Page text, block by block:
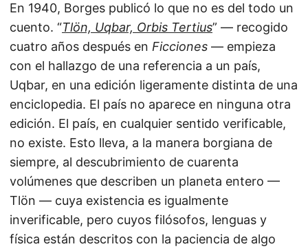
En 1940, Borges publicó lo que no es del todo un
cuento. “Tlön, Uqbar, Orbis Tertius” — recogido
cuatro años después en Ficciones — empieza
con el hallazgo de una referencia a un país,
Uqbar, en una edición ligeramente distinta de una
enciclopedia. El país no aparece en ninguna otra
edición. El país, en cualquier sentido verificable,
no existe. Esto lleva, a la manera borgiana de
siempre, al descubrimiento de cuarenta
volúmenes que describen un planeta entero —
Tlön — cuya existencia es igualmente
inverificable, pero cuyos filósofos, lenguas y
física están descritos con la paciencia de algo